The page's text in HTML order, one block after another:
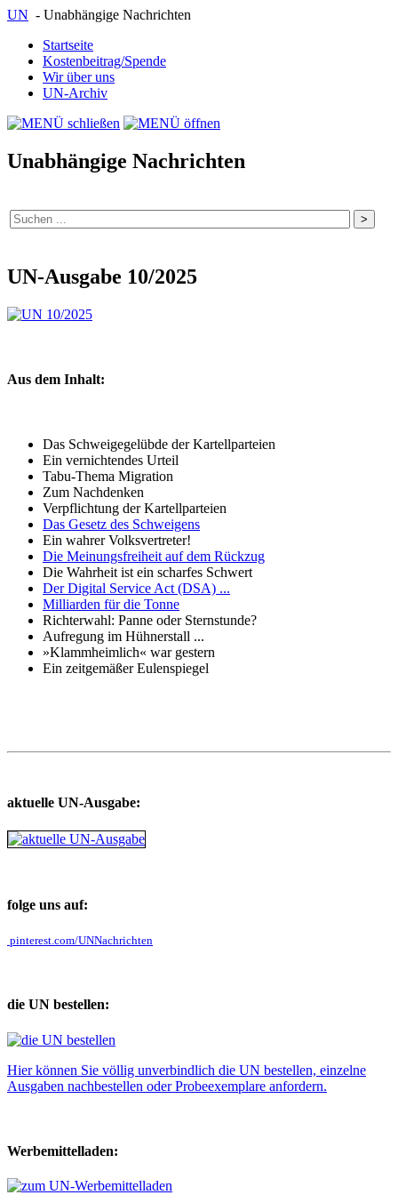
UN - Unabhängige Nachrichten
Startseite
Kostenbeitrag/Spende
Wir über uns
UN-Archiv
Unabhängige Nachrichten
UN-Ausgabe 10/2025
Aus dem Inhalt:
Das Schweigegelübde der Kartellparteien
Ein vernichtendes Urteil
Tabu-Thema Migration
Zum Nachdenken
Verpflichtung der Kartellparteien
Das Gesetz des Schweigens
Ein wahrer Volksvertreter!
Die Meinungsfreiheit auf dem Rückzug
Die Wahrheit ist ein scharfes Schwert
Der Digital Service Act (DSA) ...
Milliarden für die Tonne
Richterwahl: Panne oder Sternstunde?
Aufregung im Hühnerstall ...
»Klammheimlich« war gestern
Ein zeitgemäßer Eulenspiegel
aktuelle UN-Ausgabe:
folge uns auf:
pinterest.com/UNNachrichten
die UN bestellen:
Hier können Sie völlig unverbindlich die UN bestellen, einzelne
Ausgaben nachbestellen oder Probeexemplare anfordern.
Werbemittelladen: